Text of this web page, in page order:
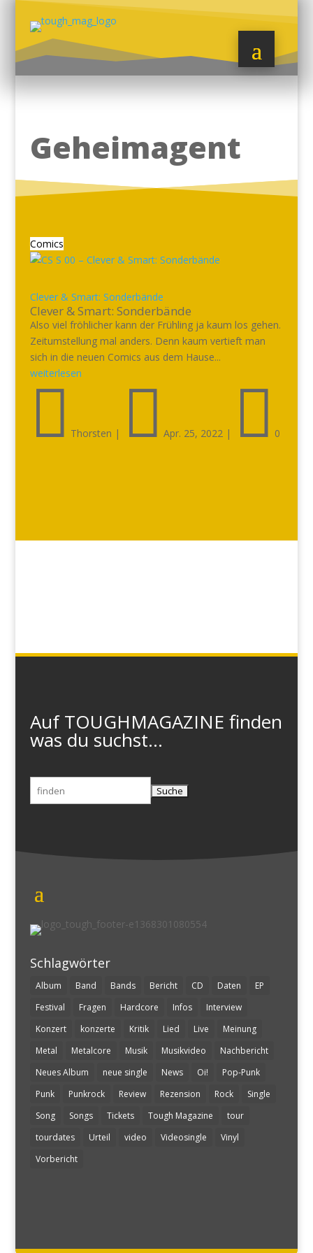
Geheimagent
Comics
Clever & Smart: Sonderbände
Clever & Smart: Sonderbände
Also viel fröhlicher kann der Frühling ja kaum los gehen.
Zeitumstellung mal anders. Denn kaum vertieft man
sich in die neuen Comics aus dem Hause...
weiterlesen
 Thorsten |  Apr. 25, 2022|  0
Auf TOUGHMAGAZINE finden
was du suchst...
Suchen
nach:
Schlagwörter
Album Band Bands Bericht CD Daten
EP
Festival
Fragen Hardcore Infos
Interview
Konzert
konzerte Kritik Lied Live
Meinung
Metal
Metalcore Musik Musikvideo
Nachbericht
Neues Album
neue single News Oi!
Pop-Punk
Punk
Punkrock Review Rezension Rock
Single
Song
Songs Tickets Tough Magazine
tour
tourdates
Urteil video Videosingle
Vinyl
Vorbericht